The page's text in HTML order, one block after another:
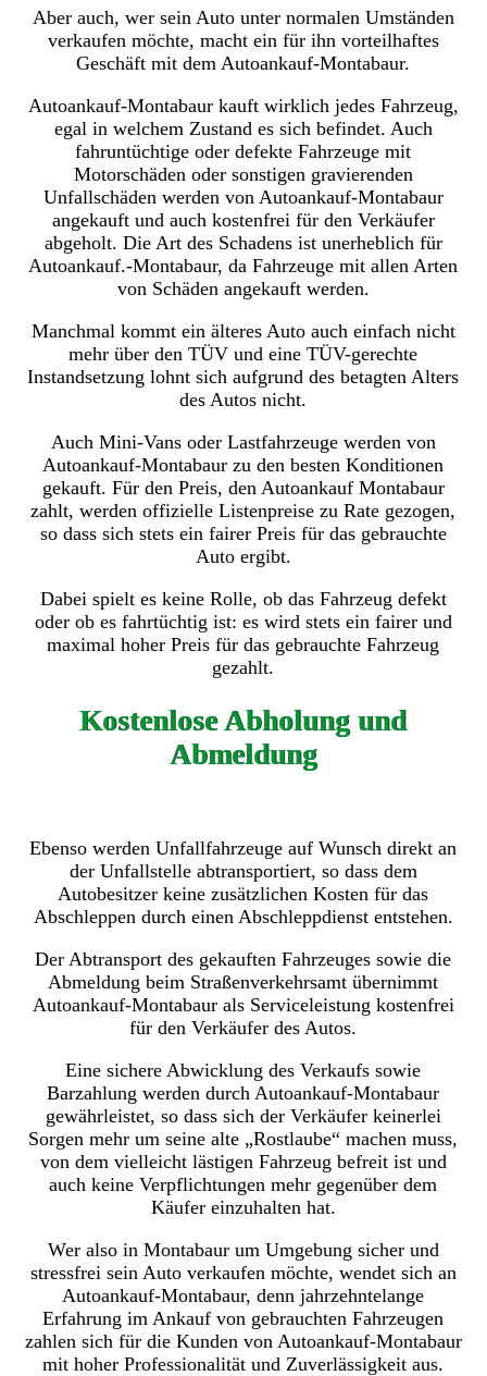
Aber auch, wer sein Auto unter normalen Umständen
verkaufen möchte, macht ein für ihn vorteilhaftes
Geschäft mit dem Autoankauf-Montabaur.
Autoankauf-Montabaur kauft wirklich jedes Fahrzeug,
egal in welchem Zustand es sich befindet. Auch
fahruntüchtige oder defekte Fahrzeuge mit
Motorschäden oder sonstigen gravierenden
Unfallschäden werden von Autoankauf-Montabaur
angekauft und auch kostenfrei für den Verkäufer
abgeholt. Die Art des Schadens ist unerheblich für
Autoankauf.-Montabaur, da Fahrzeuge mit allen Arten
von Schäden angekauft werden.
Manchmal kommt ein älteres Auto auch einfach nicht
mehr über den TÜV und eine TÜV-gerechte
Instandsetzung lohnt sich aufgrund des betagten Alters
des Autos nicht.
Auch Mini-Vans oder Lastfahrzeuge werden von
Autoankauf-Montabaur zu den besten Konditionen
gekauft. Für den Preis, den Autoankauf Montabaur
zahlt, werden offizielle Listenpreise zu Rate gezogen,
so dass sich stets ein fairer Preis für das gebrauchte
Auto ergibt.
Dabei spielt es keine Rolle, ob das Fahrzeug defekt
oder ob es fahrtüchtig ist: es wird stets ein fairer und
maximal hoher Preis für das gebrauchte Fahrzeug
gezahlt.
Kostenlose Abholung und
Abmeldung
Ebenso werden Unfallfahrzeuge auf Wunsch direkt an
der Unfallstelle abtransportiert, so dass dem
Autobesitzer keine zusätzlichen Kosten für das
Abschleppen durch einen Abschleppdienst entstehen.
Der Abtransport des gekauften Fahrzeuges sowie die
Abmeldung beim Straßenverkehrsamt übernimmt
Autoankauf-Montabaur als Serviceleistung kostenfrei
für den Verkäufer des Autos.
Eine sichere Abwicklung des Verkaufs sowie
Barzahlung werden durch Autoankauf-Montabaur
gewährleistet, so dass sich der Verkäufer keinerlei
Sorgen mehr um seine alte „Rostlaube“ machen muss,
von dem vielleicht lästigen Fahrzeug befreit ist und
auch keine Verpflichtungen mehr gegenüber dem
Käufer einzuhalten hat.
Wer also in Montabaur um Umgebung sicher und
stressfrei sein Auto verkaufen möchte, wendet sich an
Autoankauf-Montabaur, denn jahrzehntelange
Erfahrung im Ankauf von gebrauchten Fahrzeugen
zahlen sich für die Kunden von Autoankauf-Montabaur
mit hoher Professionalität und Zuverlässigkeit aus.